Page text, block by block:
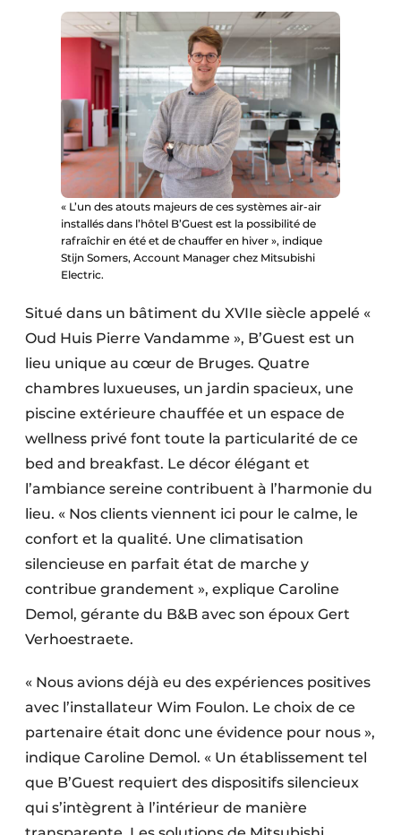
« L’un des atouts majeurs de ces systèmes air-air
installés dans l’hôtel B’Guest est la possibilité de
rafraîchir en été et de chauffer en hiver », indique
Stijn Somers, Account Manager chez Mitsubishi
Electric.
Situé dans un bâtiment du XVIIe siècle appelé «
Oud Huis Pierre Vandamme », B’Guest est un
lieu unique au cœur de Bruges. Quatre
chambres luxueuses, un jardin spacieux, une
piscine extérieure chauffée et un espace de
wellness privé font toute la particularité de ce
bed and breakfast. Le décor élégant et
l’ambiance sereine contribuent à l’harmonie du
lieu. « Nos clients viennent ici pour le calme, le
confort et la qualité. Une climatisation
silencieuse en parfait état de marche y
contribue grandement », explique Caroline
Demol, gérante du B&B avec son époux Gert
Verhoestraete.
« Nous avions déjà eu des expériences positives
avec l’installateur Wim Foulon. Le choix de ce
partenaire était donc une évidence pour nous »,
indique Caroline Demol. « Un établissement tel
que B’Guest requiert des dispositifs silencieux
qui s’intègrent à l’intérieur de manière